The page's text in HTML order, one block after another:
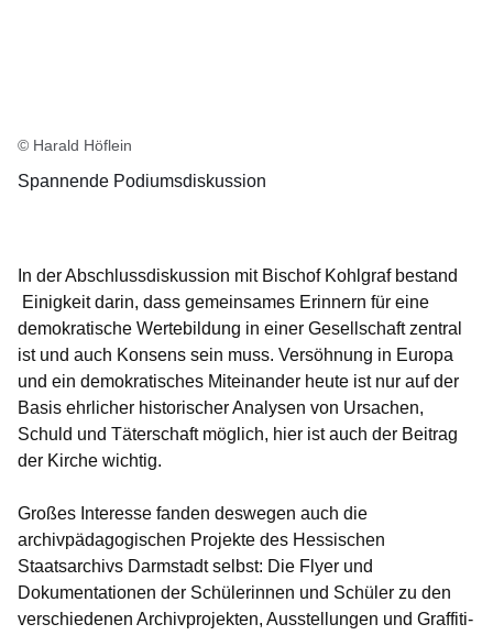
© Harald Höflein
Spannende Podiumsdiskussion
In der Abschlussdiskussion mit Bischof Kohlgraf bestand
Einigkeit darin, dass gemeinsames Erinnern für eine
demokratische Wertebildung in einer Gesellschaft zentral
ist und auch Konsens sein muss. Versöhnung in Europa
und ein demokratisches Miteinander heute ist nur auf der
Basis ehrlicher historischer Analysen von Ursachen,
Schuld und Täterschaft möglich, hier ist auch der Beitrag
der Kirche wichtig.
Großes Interesse fanden deswegen auch die
archivpädagogischen Projekte des Hessischen
Staatsarchivs Darmstadt selbst: Die Flyer und
Dokumentationen der Schülerinnen und Schüler zu den
verschiedenen Archivprojekten, Ausstellungen und Graffiti-